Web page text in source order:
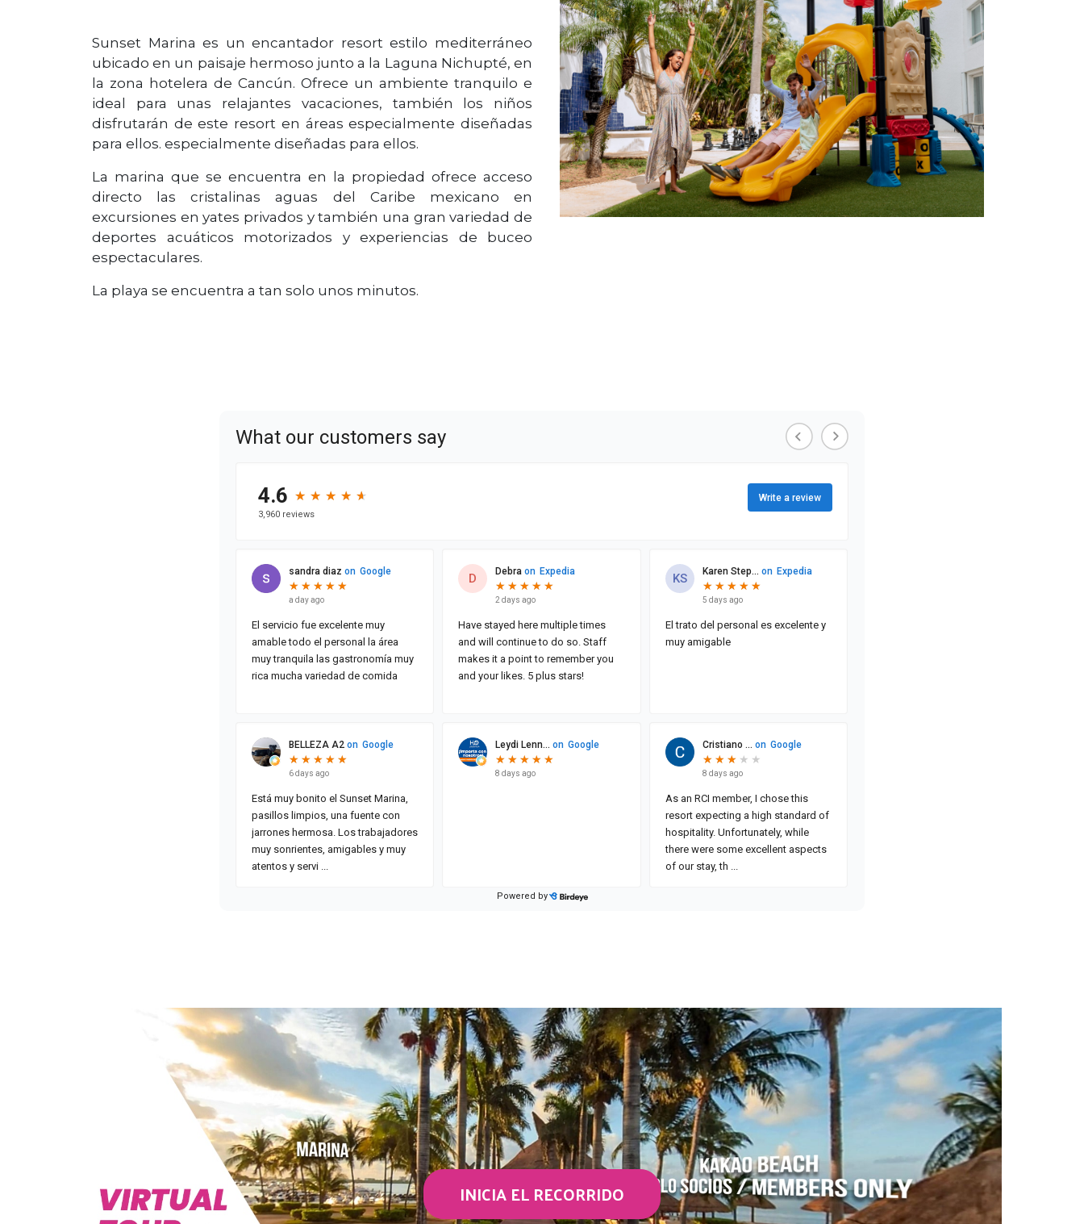
Sunset Marina es un encantador resort estilo mediterráneo
ubicado en un paisaje hermoso junto a la Laguna Nichupté, en
la zona hotelera de Cancún. Ofrece un ambiente tranquilo e
ideal para unas relajantes vacaciones, también los niños
disfrutarán de este resort en áreas especialmente diseñadas
para ellos. especialmente diseñadas para ellos.
La marina que se encuentra en la propiedad ofrece acceso
directo las cristalinas aguas del Caribe mexicano en
excursiones en yates privados y también una gran variedad de
deportes acuáticos motorizados y experiencias de buceo
espectaculares.
La playa se encuentra a tan solo unos minutos.
INICIA EL RECORRIDO